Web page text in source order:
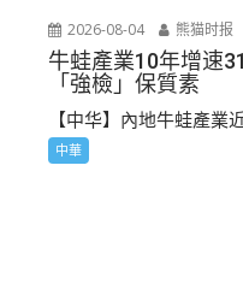
2026-08-04 熊猫时报
牛蛙產業10年增速
「強檢」保質素
【中华】內地牛蛙產業
中華